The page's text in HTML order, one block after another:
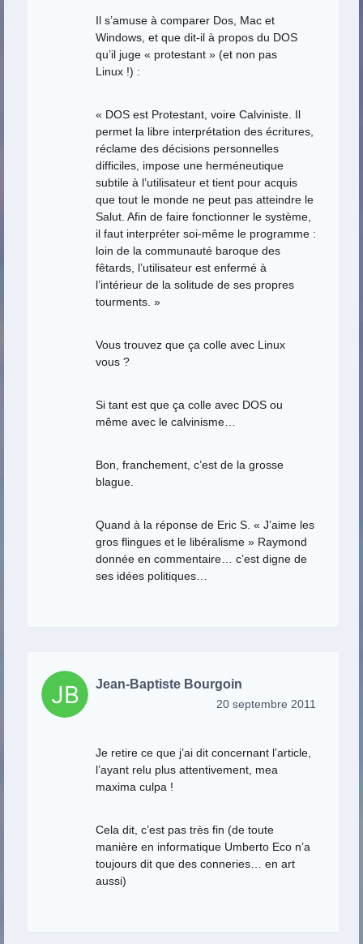
Il s’amuse à comparer Dos, Mac et
Windows, et que dit-il à propos du DOS
qu’il juge « protestant » (et non pas
Linux !) :
« DOS est Protestant, voire Calviniste. Il
permet la libre interprétation des écritures,
réclame des décisions personnelles
difficiles, impose une herméneutique
subtile à l’utilisateur et tient pour acquis
que tout le monde ne peut pas atteindre le
Salut. Afin de faire fonctionner le système,
il faut interpréter soi-même le programme :
loin de la communauté baroque des
fêtards, l’utilisateur est enfermé à
l’intérieur de la solitude de ses propres
tourments. »
Vous trouvez que ça colle avec Linux
vous ?
Si tant est que ça colle avec DOS ou
même avec le calvinisme…
Bon, franchement, c’est de la grosse
blague.
Quand à la réponse de Eric S. « J’aime les
gros flingues et le libéralisme » Raymond
donnée en commentaire… c’est digne de
ses idées politiques…
Jean-Baptiste Bourgoin
20 septembre 2011
Je retire ce que j’ai dit concernant l’article,
l’ayant relu plus attentivement, mea
maxima culpa !
Cela dit, c’est pas très fin (de toute
manière en informatique Umberto Eco n’a
toujours dit que des conneries… en art
aussi)